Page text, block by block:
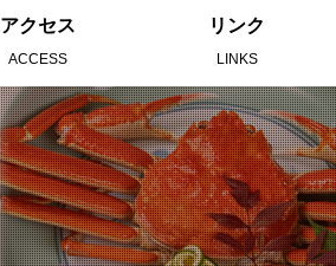
アクセス
ACCESS
リンク
LINKS